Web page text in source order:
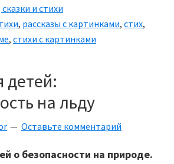
картинками
и стихи
, рассказы с картинками, стих,
, стихи с картинками
детей:
на льду
Оставьте комментарий
о безопасности на природе.